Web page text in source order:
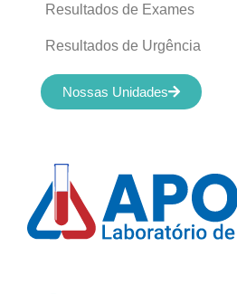
Resultados de Exames
Resultados de Urgência
Nossas Unidades